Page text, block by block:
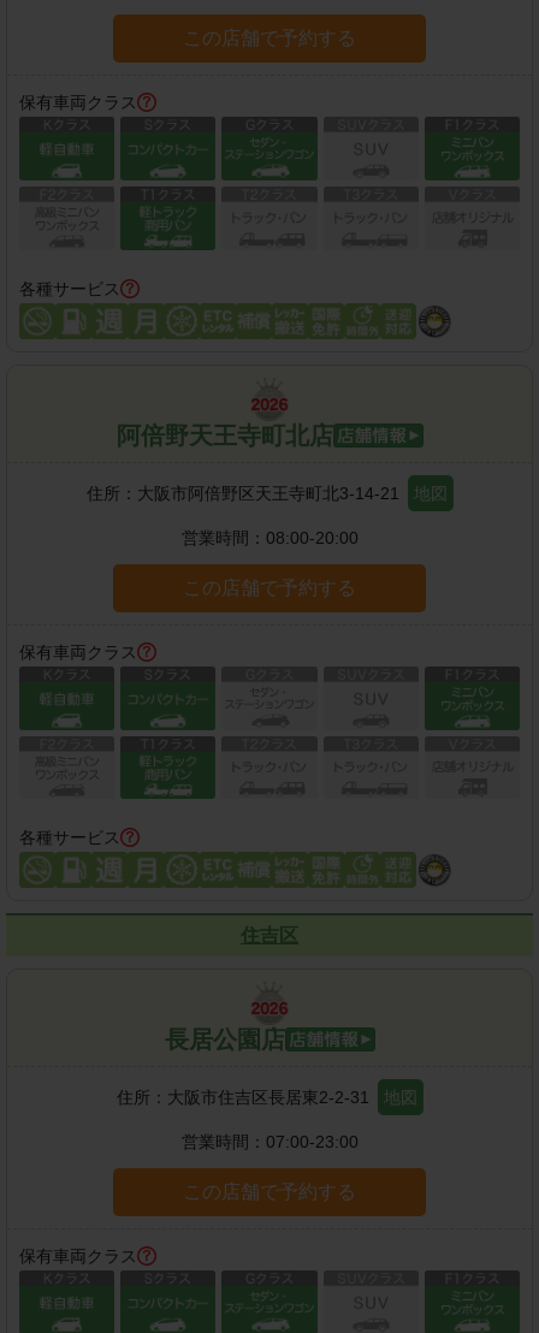
この店舗で予約する
保有車両クラス
各種サービス
阿倍野天王寺町北店
住所： 大阪市阿倍野区天王寺町北3-14-21 地図
営業時間： 08:00-20:00
この店舗で予約する
保有車両クラス
各種サービス
住吉区
長居公園店
住所： 大阪市住吉区長居東2-2-31 地図
営業時間： 07:00-23:00
この店舗で予約する
保有車両クラス